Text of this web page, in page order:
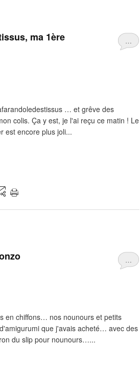
…
ma 1ère
… et grêve des
colis. Ça y est, je l'ai reçu ce matin ! Le
est encore plus joli...
…
en chiffons… nos nounours et petits
que j'avais acheté… avec des
du slip pour nounours…...